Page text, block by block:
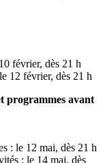
février, dès 21 h
12 février, dès 21 h
programmes avant
: le 12 mai, dès 21 h
: le 14 mai, dès